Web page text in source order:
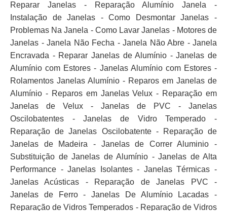
Reparar Janelas - Reparação Alumínio Janela -
Instalação de Janelas - Como Desmontar Janelas -
Problemas Na Janela - Como Lavar Janelas - Motores de
Janelas - Janela Não Fecha - Janela Não Abre - Janela
Encravada - Reparar Janelas de Alumínio - Janelas de
Alumínio com Estores - Janelas Alumínio com Estores -
Rolamentos Janelas Alumínio - Reparos em Janelas de
Alumínio - Reparos em Janelas Velux - Reparação em
Janelas de Velux - Janelas de PVC - Janelas
Oscilobatentes - Janelas de Vidro Temperado -
Reparação de Janelas Oscilobatente - Reparação de
Janelas de Madeira - Janelas de Correr Aluminio -
Substituição de Janelas de Alumínio - Janelas de Alta
Performance - Janelas Isolantes - Janelas Térmicas -
Janelas Acústicas - Reparação de Janelas PVC -
Janelas de Ferro - Janelas De Alumínio Lacadas -
Reparação de Vidros Temperados - Reparação de Vidros